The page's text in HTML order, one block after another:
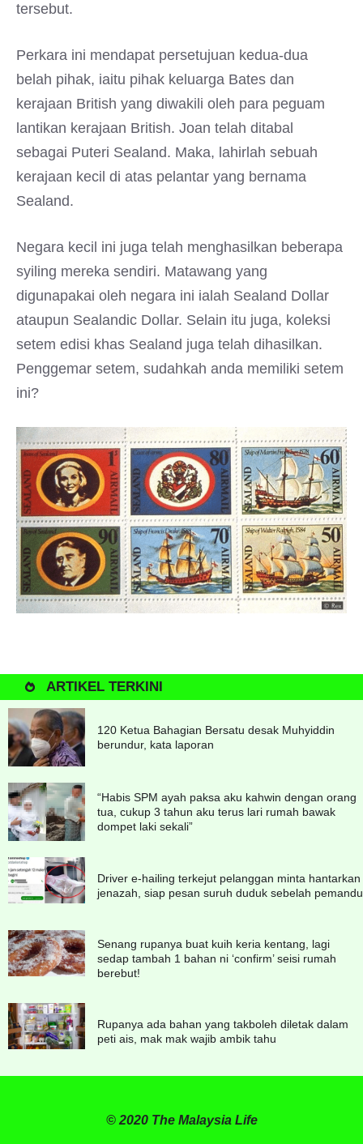
tersebut.
Perkara ini mendapat persetujuan kedua-dua
belah pihak, iaitu pihak keluarga Bates dan
kerajaan British yang diwakili oleh para peguam
lantikan kerajaan British. Joan telah ditabal
sebagai Puteri Sealand. Maka, lahirlah sebuah
kerajaan kecil di atas pelantar yang bernama
Sealand.
Negara kecil ini juga telah menghasilkan beberapa
syiling mereka sendiri. Matawang yang
digunapakai oleh negara ini ialah Sealand Dollar
ataupun Sealandic Dollar. Selain itu juga, koleksi
setem edisi khas Sealand juga telah dihasilkan.
Penggemar setem, sudahkah anda memiliki setem
ini?
ARTIKEL TERKINI
120 Ketua Bahagian Bersatu desak Muhyiddin
berundur, kata laporan
“Habis SPM ayah paksa aku kahwin dengan orang
tua, cukup 3 tahun aku terus lari rumah bawak
dompet laki sekali”
Driver e-hailing terkejut pelanggan minta hantarkan
jenazah, siap pesan suruh duduk sebelah pemandu
Senang rupanya buat kuih keria kentang, lagi
sedap tambah 1 bahan ni ‘confirm’ seisi rumah
berebut!
Rupanya ada bahan yang takboleh diletak dalam
peti ais, mak mak wajib ambik tahu
© 2020 The Malaysia Life